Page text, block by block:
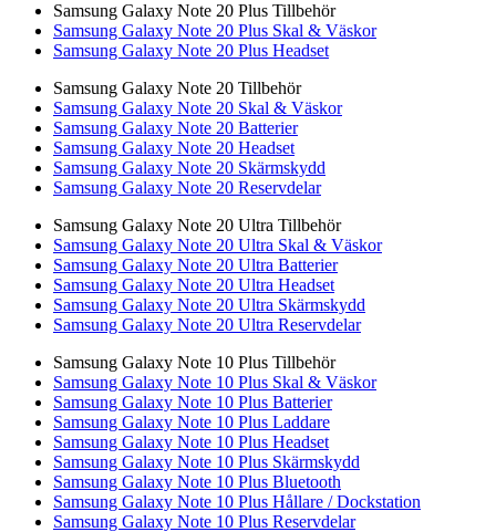
Samsung Galaxy Note 20 Plus Tillbehör
Samsung Galaxy Note 20 Plus Skal & Väskor
Samsung Galaxy Note 20 Plus Headset
Samsung Galaxy Note 20 Tillbehör
Samsung Galaxy Note 20 Skal & Väskor
Samsung Galaxy Note 20 Batterier
Samsung Galaxy Note 20 Headset
Samsung Galaxy Note 20 Skärmskydd
Samsung Galaxy Note 20 Reservdelar
Samsung Galaxy Note 20 Ultra Tillbehör
Samsung Galaxy Note 20 Ultra Skal & Väskor
Samsung Galaxy Note 20 Ultra Batterier
Samsung Galaxy Note 20 Ultra Headset
Samsung Galaxy Note 20 Ultra Skärmskydd
Samsung Galaxy Note 20 Ultra Reservdelar
Samsung Galaxy Note 10 Plus Tillbehör
Samsung Galaxy Note 10 Plus Skal & Väskor
Samsung Galaxy Note 10 Plus Batterier
Samsung Galaxy Note 10 Plus Laddare
Samsung Galaxy Note 10 Plus Headset
Samsung Galaxy Note 10 Plus Skärmskydd
Samsung Galaxy Note 10 Plus Bluetooth
Samsung Galaxy Note 10 Plus Hållare / Dockstation
Samsung Galaxy Note 10 Plus Reservdelar